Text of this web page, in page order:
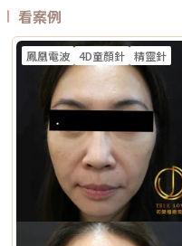
八歲者不建議未成年人接受此
雷射有什麼最大差別？Reepot
熱破壞色素為核心的方式，因
AI 智慧影像分析與低溫保護，
的紅腫或反黑風險。對於需要
治療選擇。Q2：一次療程能看
斑、雀斑在單次治療後多半能
多次治療，效果會以「循序淡化
膚況並由醫師評估調整。Q3：
任何除斑型雷射都可能有反黑
統保護，發生率較低。術後的關
曬、蒸氣、刺激性保養品。若依
會。Q4：敏感肌或薄皮膚適合
和，加上冷卻保護，對敏感肌而
穩定，因此治療前仍需要專業檢
議先穩定皮膚後再安排療程。
療程？治療後皮膚需要時間恢
可以優先評估音波。 如果同時
也是為什麼現在很多醫師會用
要一種療程，而是要看老化主要
是兩者搭配。電波音波可以一起
波和音波作用原理不同，所以
是用音波處理深層輪廓拉提，
全面。不過，電音波不是「全
隔時間，都需要依照個人臉部條
做過其他療程，或是近期剛打
療。做電波音波前，要注意哪些
選電波或音波前，先不要急著
題屬於哪一種。臉部老化常見可
皺紋形成、膚質老化。電波和
題。電波偏向改善皮膚鬆弛、細
肉與下顎線模糊。但如果是太陽
或是斑點、色素沉澱這類膚質問
配其他療程評估。第二，不要只
的價格會受到儀器種類、探頭、
響。價格便宜不一定不好，但如
容積式加熱 療程定位 膚質、細緻、緊緻並重 輪廓、拉提、緊實為主 適合族
冷卻技術 五階七段冷卻系統 分段噴灑冷媒 探頭 雅典娜探頭：臉部 宙斯探
頭：身體 愛神探頭：眼周 紫鑽探頭：臉/四肢 碧眼探頭：眼周 藍鑽探頭：
臉/四肢 黃金探頭：身體 疼痛感 多數定位為較舒適型 但仍因人而異 感受通
常較明顯，但依能量、部位與個人耐受度不同 常見效
想加強緊緻、抗老、輪廓型 原理差異：單極、雙極到底是什麼？很多人看
到「單極」、「雙極」會覺得很
電波：像是把熱能傳遞到較深
（以真皮層為主），常被用於緊
射頻應用。雙極電波：則是將
淺，較常被用於膚質細緻、表層
與雙極兩種模式結合於同一療程
不同射頻模式，將能量分別作用
比較高級」，而是設計邏輯不同
為主的療程通常較符合需求；若
電波療程則可能更具彈性。效果
https://www.instagram.com/
址：新北市板橋區文化路一段
openQrModal=true
看案例
鳳凰電波 4D童顏針 精靈針